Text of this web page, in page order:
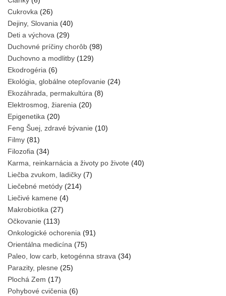
Cukrovka (26)
Dejiny, Slovania (40)
Deti a výchova (29)
Duchovné príčiny chorôb (98)
Duchovno a modlitby (129)
Ekodrogéria (6)
Ekológia, globálne otepľovanie (24)
Ekozáhrada, permakultúra (8)
Elektrosmog, žiarenia (20)
Epigenetika (20)
Feng Šuej, zdravé bývanie (10)
Filmy (81)
Filozofia (34)
Karma, reinkarnácia a životy po živote (40)
Liečba zvukom, ladičky (7)
Liečebné metódy (214)
Liečivé kamene (4)
Makrobiotika (27)
Očkovanie (113)
Onkologické ochorenia (91)
Orientálna medicína (75)
Paleo, low carb, ketogénna strava (34)
Parazity, plesne (25)
Plochá Zem (17)
Pohybové cvičenia (6)